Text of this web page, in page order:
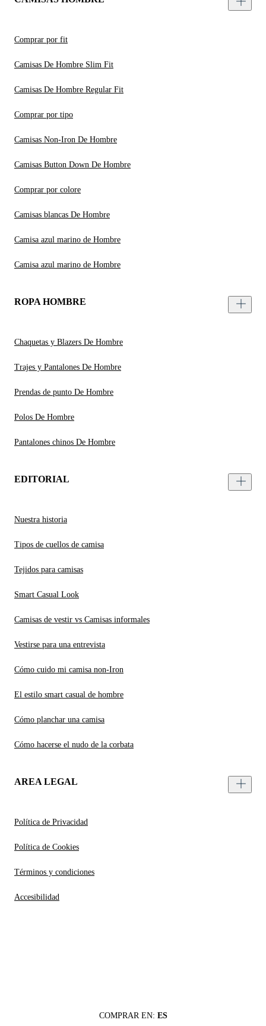
Comprar por fit
Camisas De Hombre Slim Fit
Camisas De Hombre Regular Fit
Comprar por tipo
Camisas Non-Iron De Hombre
Camisas Button Down De Hombre
Comprar por colore
Camisas blancas De Hombre
Camisa azul marino de Hombre
Camisa azul marino de Hombre
ROPA HOMBRE
Chaquetas y Blazers De Hombre
Trajes y Pantalones De Hombre
Prendas de punto De Hombre
Polos De Hombre
Pantalones chinos De Hombre
EDITORIAL
Nuestra historia
Tipos de cuellos de camisa
Tejidos para camisas
Smart Casual Look
Camisas de vestir vs Camisas informales
Vestirse para una entrevista
Cómo cuido mi camisa non-Iron
El estilo smart casual de hombre
Cómo planchar una camisa
Cómo hacerse el nudo de la corbata
AREA LEGAL
Política de Privacidad
Política de Cookies
Términos y condiciones
Accesibilidad
COMPRAR EN: ES